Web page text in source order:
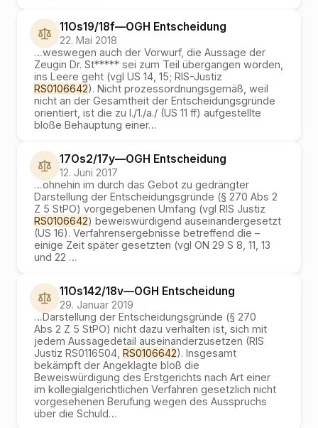
11Os19/18f—OGH Entscheidung
22. Mai 2018
…weswegen auch der Vorwurf, die Aussage der
Zeugin Dr. St***** sei zum Teil übergangen worden,
ins Leere geht (vgl US 14, 15; RIS-Justiz
RS0106642). Nicht prozessordnungsgemäß, weil
nicht an der Gesamtheit der Entscheidungsgründe
orientiert, ist die zu I./1./a./ (US 11 ff) aufgestellte
bloße Behauptung einer…
17Os2/17y—OGH Entscheidung
12. Juni 2017
…ohnehin im durch das Gebot zu gedrängter
Darstellung der Entscheidungsgründe (§ 270 Abs 2
Z 5 StPO) vorgegebenen Umfang (vgl RIS Justiz
RS0106642) beweiswürdigend auseinandergesetzt
(US 16). Verfahrensergebnisse betreffend die –
einige Zeit später gesetzten (vgl ON 29 S 8, 11, 13
und 22 …
11Os142/18v—OGH Entscheidung
29. Januar 2019
…Darstellung der Entscheidungsgründe (§ 270
Abs 2 Z 5 StPO) nicht dazu verhalten ist, sich mit
jedem Aussagedetail auseinanderzusetzen (RIS
Justiz RS0116504, RS0106642). Insgesamt
bekämpft der Angeklagte bloß die
Beweiswürdigung des Erstgerichts nach Art einer
im kollegialgerichtlichen Verfahren gesetzlich nicht
vorgesehenen Berufung wegen des Ausspruchs
über die Schuld…